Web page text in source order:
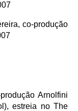
co-produção
Arnolfini
estreia no The